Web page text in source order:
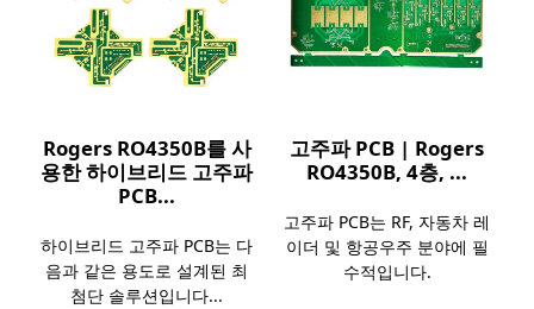
Rogers RO4350B를 사
용한 하이브리드 고주파
PCB...
하이브리드 고주파 PCB는 다
음과 같은 용도로 설계된 최
첨단 솔루션입니다...
고주파 PCB | Rogers
RO4350B, 4층, ...
고주파 PCB는 RF, 자동차 레
이더 및 항공우주 분야에 필
수적입니다.